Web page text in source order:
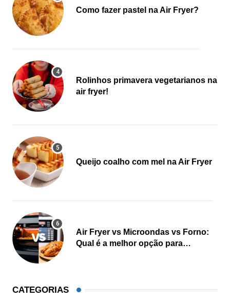
Como fazer pastel na Air Fryer?
Rolinhos primavera vegetarianos na
air fryer!
Queijo coalho com mel na Air Fryer
Air Fryer vs Microondas vs Forno:
Qual é a melhor opção para
CATEGORIAS